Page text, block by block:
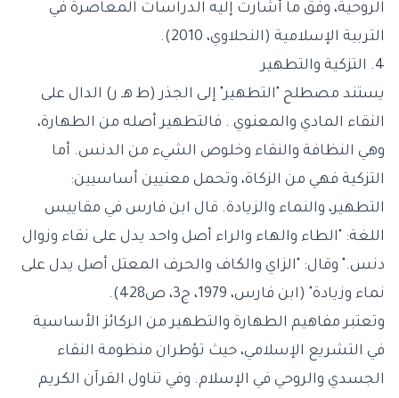
الروحية، وفق ما أشارت إليه الدراسات المعاصرة في
التربية الإسلامية (النحلاوي، 2010).
4. التزكية والتطهير
يستند مصطلح "التطهير" إلى الجذر (ط هـ ر) الدال على
النقاء المادي والمعنوي . فالتطهير أصله من الطهارة،
وهي النظافة والنقاء وخلوص الشيء من الدنس. أما
التزكية فهي من الزكاة، وتحمل معنيين أساسيين:
التطهير، والنماء والزيادة. قال ابن فارس في مقاييس
اللغة: "الطاء والهاء والراء أصل واحد يدل على نقاء وزوال
دنس." وقال: "الزاي والكاف والحرف المعتل أصل يدل على
نماء وزيادة" (ابن فارس، 1979، ج3، ص428).
وتعتبر مفاهيم الطهارة والتطهير من الركائز الأساسية
في التشريع الإسلامي، حيث تؤطران منظومة النقاء
الجسدي والروحي في الإسلام. وفي تناول القرآن الكريم